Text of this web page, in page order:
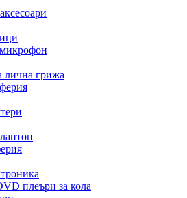
лична грижа
плеъри за кола